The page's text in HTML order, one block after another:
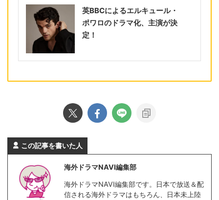
英BBCによるエルキュール・
ポワロのドラマ化、主演が決
定！
この記事を書いた人
海外ドラマNAVI編集部
海外ドラマNAVI編集部です。日本で放送＆配
信される海外ドラマはもちろん、日本未上陸